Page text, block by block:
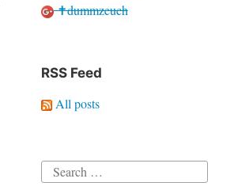
✝dummzeuch
RSS Feed
All posts
Search